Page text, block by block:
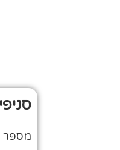
מספר